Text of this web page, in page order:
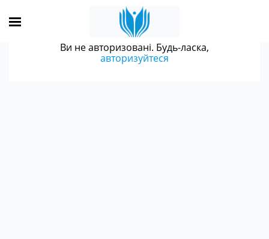
Ви не авторизовані. Будь-ласка,
авторизуйтеся